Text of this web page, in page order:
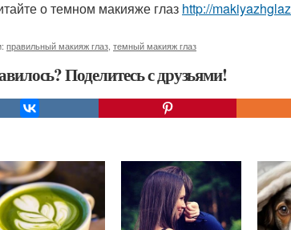
о темном макияже глаз http://
правильный макияж глаз темный макияж глаз
Поделитесь с друзьями!